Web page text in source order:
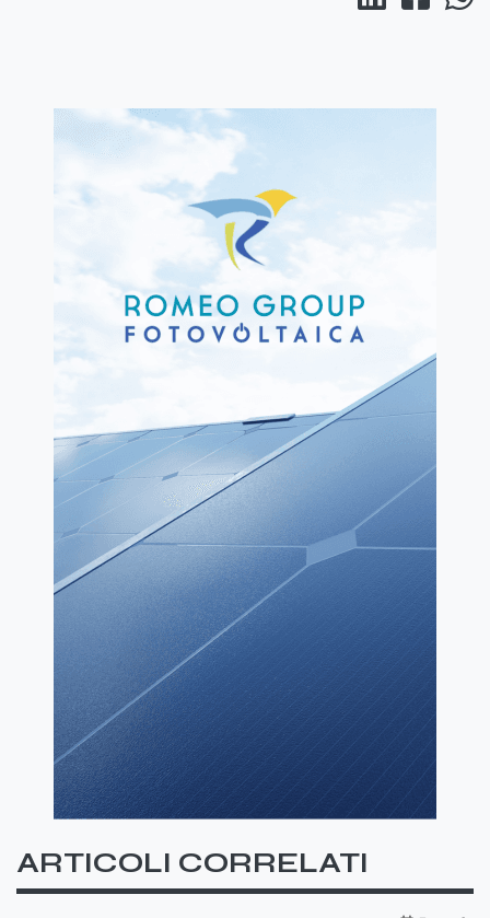
ARTICOLI CORRELATI